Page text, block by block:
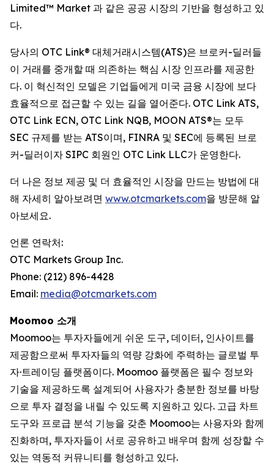
Limited™ Market 과 같은 공공 시장의 기반을 형성하고 있
다.
당사의 OTC Link® 대체거래시스템(ATS)은 브로커-딜러들
이 거래를 중개할 때 의존하는 핵심 시장 인프라를 제공한
다. 이 혁신적인 모델은 기업들에게 미국 금융 시장에 보다
효율적으로 접근할 수 있는 길을 열어준다. OTC Link ATS,
OTC Link ECN, OTC Link NQB, MOON ATS®는 모두
SEC 규제를 받는 ATS이며, FINRA 및 SEC에 등록된 브로
커-딜러이자 SIPC 회원인 OTC Link LLC가 운영한다.
더 나은 정보 제공 및 더 효율적인 시장을 만드는 방법에 대
해 자세히 알아보려면 www.otcmarkets.com을 방문해 알
아보세요.
언론 연락처:
OTC Markets Group Inc.
Phone: (212) 896-4428
Email: media@otcmarkets.com
Moomoo 소개
Moomoo는 투자자들에게 쉬운 도구, 데이터, 인사이트를
제공함으로써 투자자들의 역량 강화에 주력하는 글로벌 투
자·트레이딩 플랫폼이다. Moomoo 플랫폼은 필수 정보와
기술을 제공하도록 설계되어 사용자가 충분한 정보를 바탕
으로 투자 결정을 내릴 수 있도록 지원하고 있다. 고급 차트
도구와 프로급 분석 기능을 갖춘 Moomoo는 사용자와 함께
진화하며, 투자자들이 서로 공유하고 배우며 함께 성장할 수
있는 역동적 커뮤니티를 형성하고 있다.